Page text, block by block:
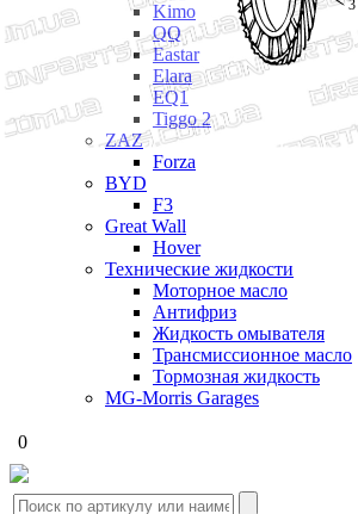
Kimo
QQ
Eastar
Elara
EQ1
Tiggo 2
ZAZ
Forza
BYD
F3
Great Wall
Hover
Технические жидкости
Моторное масло
Антифриз
Жидкость омывателя
Трансмиссионное масло
Тормозная жидкость
MG-Morris Garages
0
3